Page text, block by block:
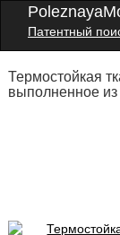
Патентный
Термостойкая
выполненное из